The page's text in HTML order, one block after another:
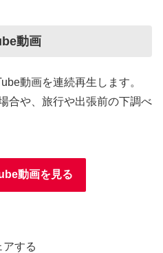
動画
動画を連続再生します。
合や、旅行や出張前の下調べ
動画を見る
アする